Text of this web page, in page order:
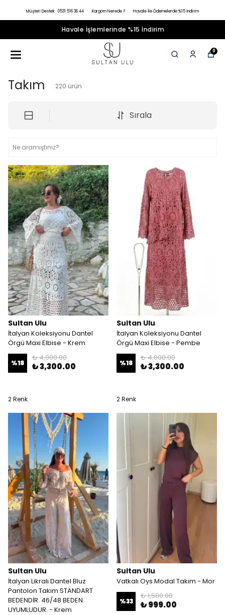
Müşteri Destek : 0531 516 36 44 Kargom Nerede ? Havale İle Ödemelerde %15 İndirim
Havale İşlemlerinde %15 İndirim
0
Takım 220 ürün
Sırala
Sultan Ulu
İtalyan Koleksiyonu Dantel
Örgü Maxi Elbise - Krem
%18
₺ 4,000.00
₺ 3,300.00
2 Renk
Sultan Ulu
İtalyan Koleksiyonu Dantel
Örgü Maxi Elbise - Pembe
%18
₺ 4,000.00
₺ 3,300.00
2 Renk
Sultan Ulu
İtalyan Likralı Dantel Bluz
Pantolon Takım STANDART
BEDENDİR. 46/48 BEDEN
UYUMLUDUR. - Krem
Sultan Ulu
Vatkalı Oys Modal Takım - Mor
%33
₺ 1,500.00
₺ 999.00